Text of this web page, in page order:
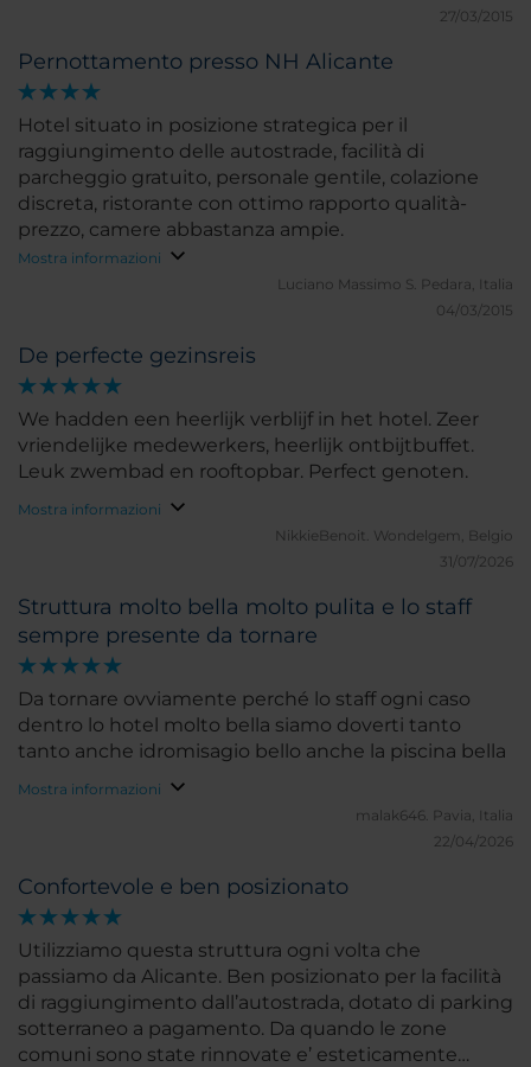
Struttura molto bella molto pulita e lo staff
sempre presente da tornare
Da tornare ovviamente perché lo staff ogni caso
dentro lo hotel molto bella siamo doverti tanto
tanto anche idromisagio bello anche la piscina bella
Mostra informazioni
malak646.
Pavia, Italia
22/04/2026
Confortevole e ben posizionato
Utilizziamo questa struttura ogni volta che
passiamo da Alicante. Ben posizionato per la facilità
di raggiungimento dall’autostrada, dotato di parking
sotterraneo a pagamento. Da quando le zone
comuni sono state rinnovate e’ esteticamente
italiano ;ci sono in tutte le lingue del mondo , ma
viaggiamo parecchio, trovare un'indicazione nella
mia lingua mi farebbe sentire veramente accolta
bene.
27/03/2015
Pernottamento presso NH Alicante
Hotel situato in posizione strategica per il
raggiungimento delle autostrade, facilità di
parcheggio gratuito, personale gentile, colazione
discreta, ristorante con ottimo rapporto qualità-
prezzo, camere abbastanza ampie.
Mostra informazioni
Luciano Massimo S.
Pedara, Italia
04/03/2015
De perfecte gezinsreis
We hadden een heerlijk verblijf in het hotel. Zeer
vriendelijke medewerkers, heerlijk ontbijtbuffet.
Leuk zwembad en rooftopbar. Perfect genoten.
Mostra informazioni
NikkieBenoit. Wondelgem, Belgio
31/07/2026